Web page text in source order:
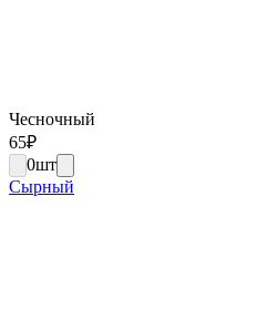
Чесночный
65₽
0шт
Сырный